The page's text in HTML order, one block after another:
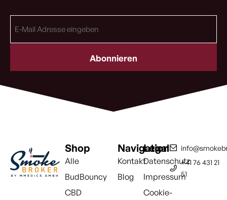
Mail
Shop
Alle
BudBouncy
CBD
Navigation
Kontakt
Blog
Legal
Datenschutz
Impressum
Cookie-
+41 76 431 21
51